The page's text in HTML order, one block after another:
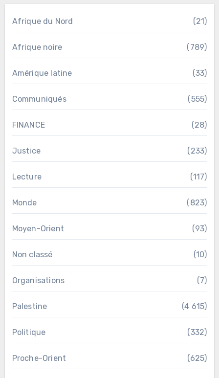
Afrique du Nord (21)
Afrique noire (789)
Amérique latine (33)
Communiqués (555)
FINANCE (28)
Justice (233)
Lecture (117)
Monde (823)
Moyen-Orient (93)
Non classé (10)
Organisations (7)
Palestine (4 615)
Politique (332)
Proche-Orient (625)